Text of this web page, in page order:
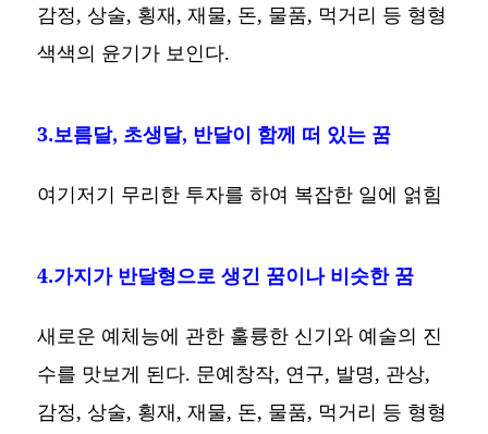
감정, 상술, 횡재, 재물, 돈, 물품, 먹거리 등 형형
색색의 윤기가 보인다.
3.보름달, 초생달, 반달이 함께 떠 있는 꿈
여기저기 무리한 투자를 하여 복잡한 일에 얽힘
4.가지가 반달형으로 생긴 꿈이나 비슷한 꿈
새로운 예체능에 관한 훌륭한 신기와 예술의 진
수를 맛보게 된다. 문예창작, 연구, 발명, 관상,
감정, 상술, 횡재, 재물, 돈, 물품, 먹거리 등 형형